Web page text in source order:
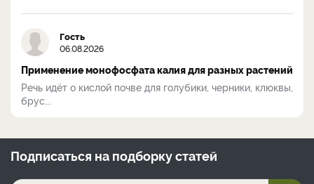
Гость
06.08.2026
Применение монофосфата калия для разных растений
Речь идёт о кислой почве для голубики, черники, клюквы,
брус...
Подписаться на подборку статей